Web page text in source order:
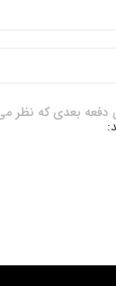
دفعه بعدی که نظر